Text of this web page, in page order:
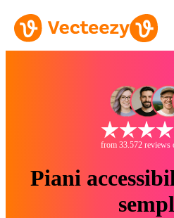
from 33.572 reviews
Piani